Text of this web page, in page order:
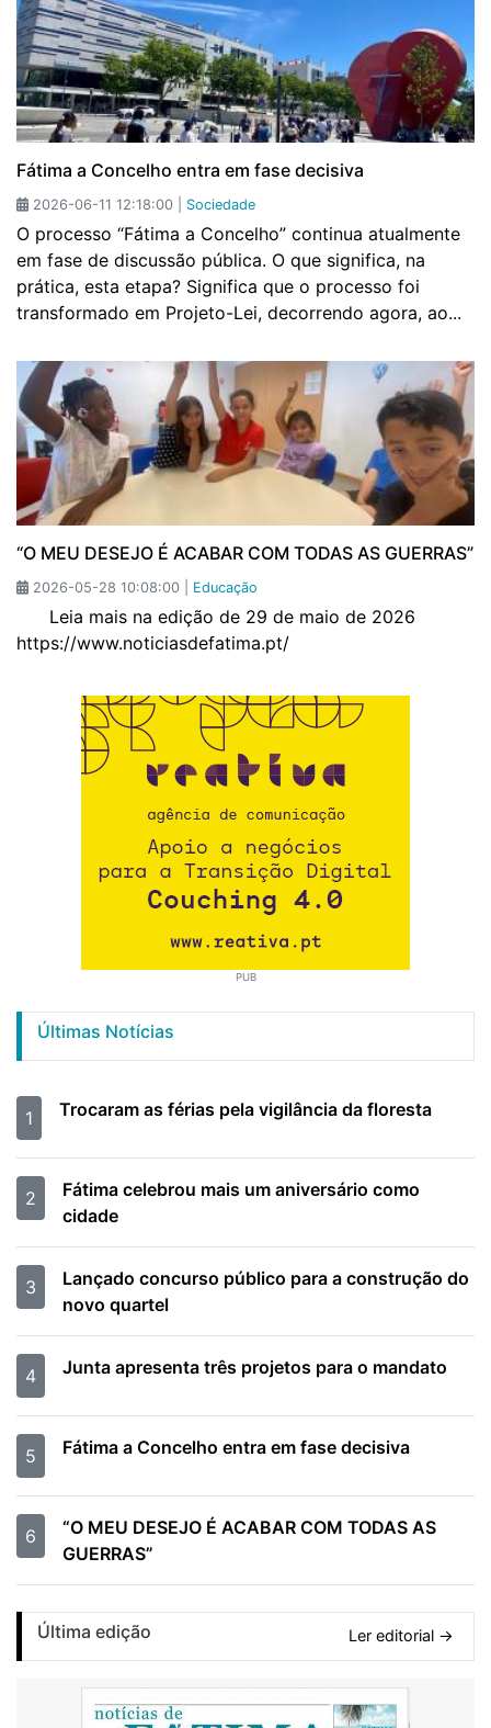
Fátima a Concelho entra em fase decisiva
2026-06-11 12:18:00 | Sociedade
O processo “Fátima a Concelho” continua atualmente
em fase de discussão pública. O que significa, na
prática, esta etapa? Significa que o processo foi
transformado em Projeto-Lei, decorrendo agora, ao...
“O MEU DESEJO É ACABAR COM TODAS AS GUERRAS”
2026-05-28 10:08:00 | Educação
Leia mais na edição de 29 de maio de 2026
https://www.noticiasdefatima.pt/
PUB
Últimas Notícias
1 Trocaram as férias pela vigilância da floresta
2
Fátima celebrou mais um aniversário como
cidade
3
Lançado concurso público para a construção do
novo quartel
4 Junta apresenta três projetos para o mandato
5 Fátima a Concelho entra em fase decisiva
6
“O MEU DESEJO É ACABAR COM TODAS AS
GUERRAS”
Última edição Ler editorial →